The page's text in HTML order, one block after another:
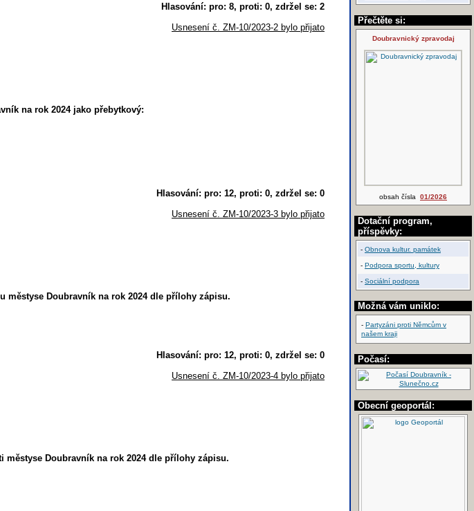
Přečtěte si:
Doubravnický zpravodaj
obsah čísla 01/2026
Dotační program,
příspěvky:
- Obnova kultur. památek
- Podpora sportu, kultury
- Sociální podpora
Možná vám uniklo:
- Partyzáni proti Němcům v
našem kraji
Počasí:
Obecní geoportál:
Hlasování: pro: 8, proti: 0, zdržel se: 2
Usnesení č. ZM-10/2023-2 bylo přijato
na rok 2024 jako přebytkový:
Hlasování: pro: 12, proti: 0, zdržel se: 0
Usnesení č. ZM-10/2023-3 bylo přijato
městyse Doubravník na rok 2024 dle přílohy zápisu.
Hlasování: pro: 12, proti: 0, zdržel se: 0
Usnesení č. ZM-10/2023-4 bylo přijato
Doubravník na rok 2024 dle přílohy zápisu.